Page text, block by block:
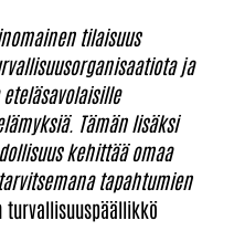
tilaisuus
ja
Tämän lisäksi
kehittää omaa
tapahtumien